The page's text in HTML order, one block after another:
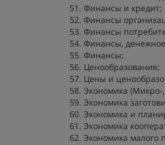
Финансы и кредит;
Финансы
Финансы
Финансы,
Финансы;
Ценообразования;
Цены и
Экономика (Микро-
Экономика
Экономика и
Экономика
Экономика малого